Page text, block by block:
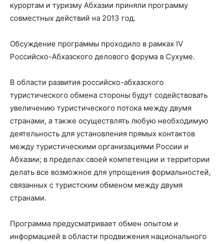
курортам и туризму Абхазии приняли программу
совместных действий на 2013 год.
Обсуждение программы проходило в рамках IV
Российско-Абхазского делового форума в Сухуме.
В области развития российско-абхазского
туристического обмена стороны будут содействовать
увеличению туристического потока между двумя
странами, а также осуществлять любую необходимую
деятельность для установления прямых контактов
между туристическими организациями России и
Абхазии; в пределах своей компетенции и территории
делать все возможное для упрощения формальностей,
связанных с туристским обменом между двумя
странами.
Программа предусматривает обмен опытом и
информацией в области продвижения национального